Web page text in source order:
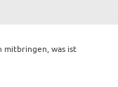
mitbringen, was ist